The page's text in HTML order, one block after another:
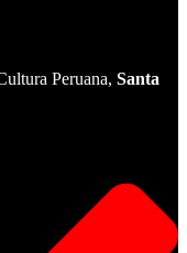
Peruana, Santa